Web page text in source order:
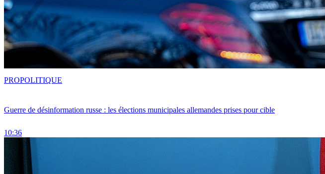
Guerre de désinformation russe : les élections municipales allemandes prises pour cible
10:36
PROPOLITIQUE